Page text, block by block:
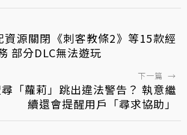
源關閉《刺客教條2》等15款經
部分DLC無法遊玩
下一篇 →
「蘿莉」跳出違法警告？ 執意繼
續還會提醒用戶「尋求協助」